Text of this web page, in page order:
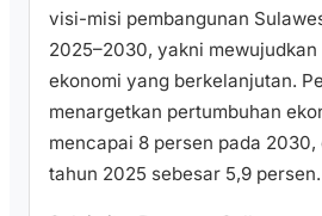
visi-misi pembangunan
2025–2030, yakni
ekonomi yang berkelanjutan.
menargetkan pertumbuhan
mencapai 8 persen pada
tahun 2025 sebesar 5,9 persen.